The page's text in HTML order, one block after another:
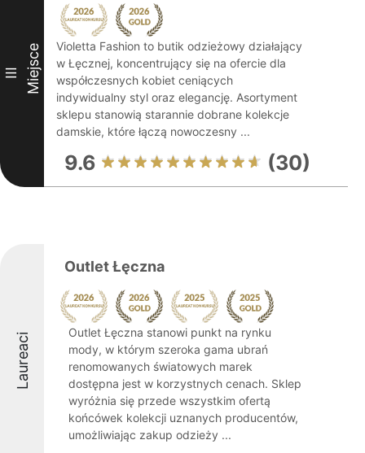
III Miejsce
Violetta Fashion to butik odzieżowy działający
w Łęcznej, koncentrujący się na ofercie dla
współczesnych kobiet ceniących
indywidualny styl oraz elegancję. Asortyment
sklepu stanowią starannie dobrane kolekcje
damskie, które łączą nowoczesny ...
9.6 (30)
Laureaci
Outlet Łęczna
Outlet Łęczna stanowi punkt na rynku
mody, w którym szeroka gama ubrań
renomowanych światowych marek
dostępna jest w korzystnych cenach. Sklep
wyróżnia się przede wszystkim ofertą
końcówek kolekcji uznanych producentów,
umożliwiając zakup odzieży ...